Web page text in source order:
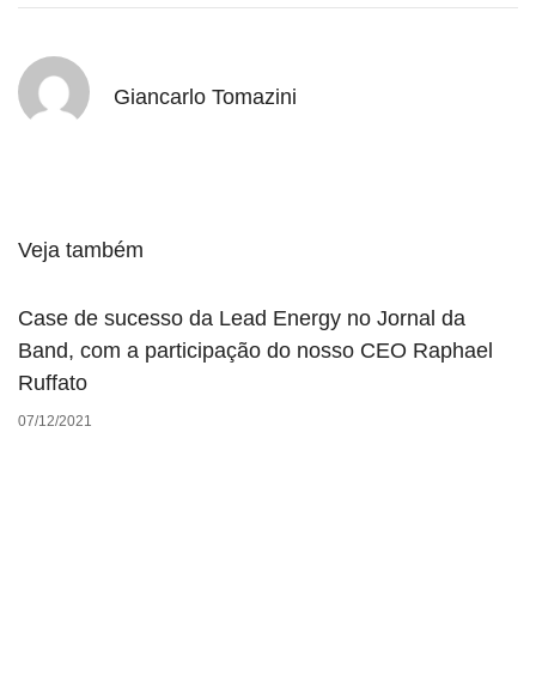
Giancarlo Tomazini
Veja também
Case de sucesso da Lead Energy no Jornal da
Band, com a participação do nosso CEO Raphael
Ruffato
07/12/2021